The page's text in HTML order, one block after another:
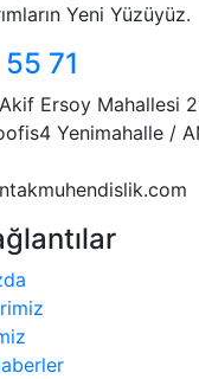
Yeni Yüzüyüz.
71
Ersoy Mahallesi
Yenimahalle /